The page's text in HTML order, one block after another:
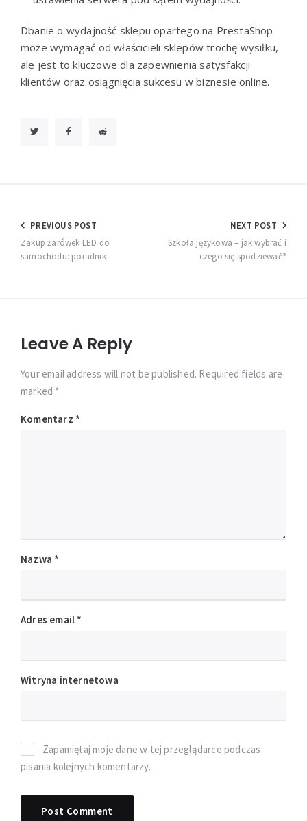
Dbanie o wydajność sklepu opartego na PrestaShop
może wymagać od właścicieli sklepów trochę wysiłku,
ale jest to kluczowe dla zapewnienia satysfakcji
klientów oraz osiągnięcia sukcesu w biznesie online.
Nawigacja
wpisu
PREVIOUS POST
Zakup żarówek LED do
samochodu: poradnik
NEXT POST
Szkoła językowa – jak wybrać i
czego się spodziewać?
Leave A Reply
Your email address will not be published. Required fields are
marked *
Komentarz *
Nazwa *
Adres email *
Witryna internetowa
Zapamiętaj moje dane w tej przeglądarce podczas
pisania kolejnych komentarzy.